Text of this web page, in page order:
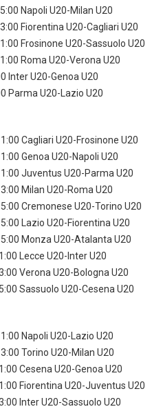
Napoli U20-Milan U20
Fiorentina U20-Cagliari U20
Frosinone U20-Sassuolo U20
Roma U20-Verona U20
Inter U20-Genoa U20
Parma U20-Lazio U20
Cagliari U20-Frosinone U20
Genoa U20-Napoli U20
Juventus U20-Parma U20
Milan U20-Roma U20
Cremonese U20-Torino U20
Lazio U20-Fiorentina U20
Monza U20-Atalanta U20
Lecce U20-Inter U20
Verona U20-Bologna U20
Sassuolo U20-Cesena U20
Napoli U20-Lazio U20
Torino U20-Milan U20
Cesena U20-Genoa U20
Fiorentina U20-Juventus U20
Inter U20-Sassuolo U20